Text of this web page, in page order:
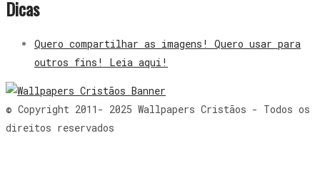
Dicas
Quero compartilhar as imagens! Quero usar para
outros fins! Leia aqui!
© Copyright 2011- 2025 Wallpapers Cristãos - Todos os
direitos reservados